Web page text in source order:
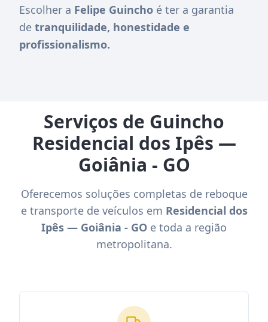
Escolher a Felipe Guincho é ter a garantia
de tranquilidade, honestidade e
profissionalismo.
Serviços de Guincho
Residencial dos Ipês —
Goiânia - GO
Oferecemos soluções completas de reboque
e transporte de veículos em Residencial dos
Ipês — Goiânia - GO e toda a região
metropolitana.